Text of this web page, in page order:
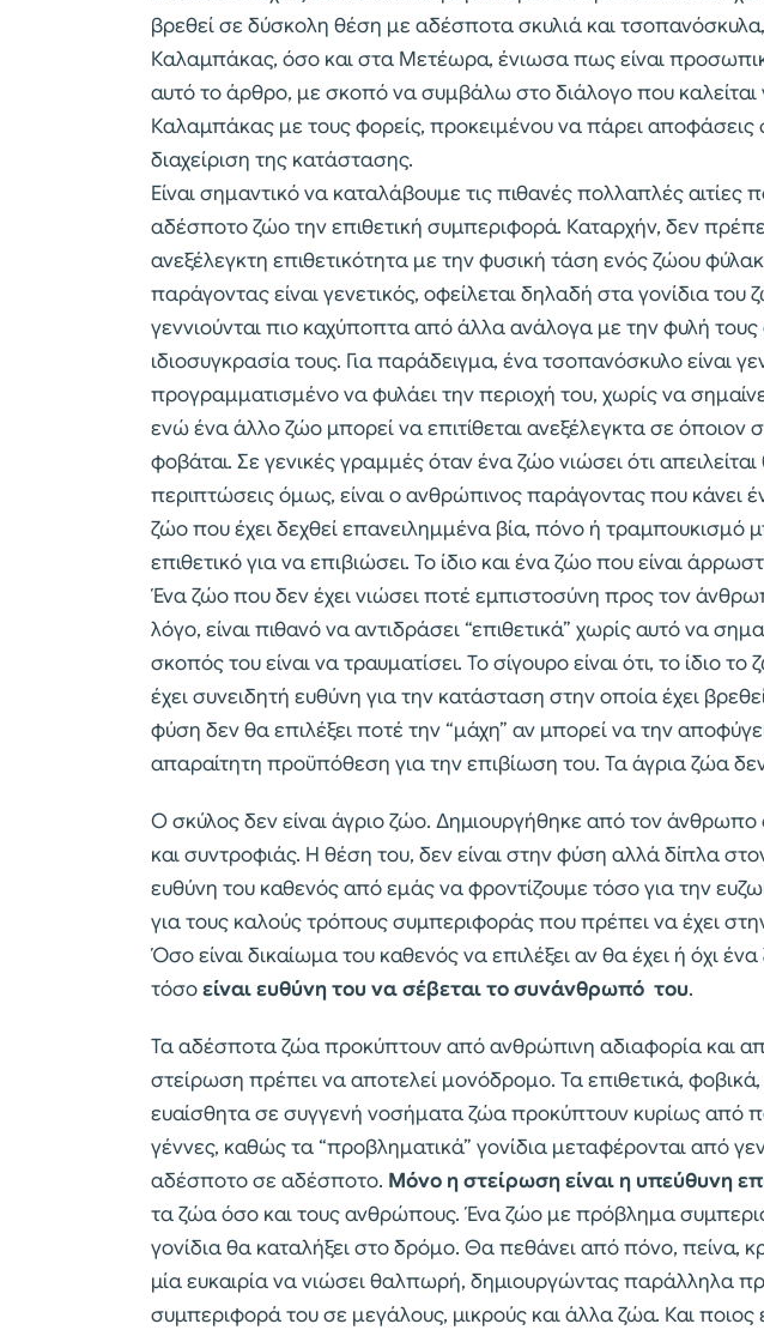
βρεθεί σε δύσκολη θέση με αδέσποτα σκυλιά και
Καλαμπάκας, όσο και στα Μετέωρα, ένιωσα πως είναι
αυτό το άρθρο, με σκοπό να συμβάλω στο διάλογο που καλείται
Καλαμπάκας με τους φορείς, προκειμένου να πάρει αποφάσεις
διαχείριση της κατάστασης.
Είναι σημαντικό να καταλάβουμε τις πιθανές πολλαπλές
αδέσποτο ζώο την επιθετική συμπεριφορά. Καταρχήν, δεν
ανεξέλεγκτη επιθετικότητα με την φυσική τάση ενός ζώου
παράγοντας είναι γενετικός, οφείλεται δηλαδή στα γονίδια
γεννιούνται πιο καχύποπτα από άλλα ανάλογα με την φυλή τους
ιδιοσυγκρασία τους. Για παράδειγμα, ένα τσοπανόσκυλο είναι
προγραμματισμένο να φυλάει την περιοχή του, χωρίς να σημαίνει
ενώ ένα άλλο ζώο μπορεί να επιτίθεται ανεξέλεγκτα σε όποιον
φοβάται. Σε γενικές γραμμές όταν ένα ζώο νιώσει ότι
περιπτώσεις όμως, είναι ο ανθρώπινος παράγοντας που κάνει
ζώο που έχει δεχθεί επανειλημμένα βία, πόνο ή τραμπουκισμό
επιθετικό για να επιβιώσει. Το ίδιο και ένα ζώο που είναι
Ένα ζώο που δεν έχει νιώσει ποτέ εμπιστοσύνη προς τον
λόγο, είναι πιθανό να αντιδράσει “επιθετικά” χωρίς αυτό να
σκοπός του είναι να τραυματίσει. Το σίγουρο είναι ότι, το ίδιο
έχει συνειδητή ευθύνη για την κατάσταση στην οποία έχει
φύση δεν θα επιλέξει ποτέ την “μάχη” αν μπορεί να την
απαραίτητη προϋπόθεση για την επιβίωση του. Τα άγρια ζώα δεν
Ο σκύλος δεν είναι άγριο ζώο. Δημιουργήθηκε από τον
και συντροφιάς. Η θέση του, δεν είναι στην φύση αλλά δίπλα
ευθύνη του καθενός από εμάς να φροντίζουμε τόσο για την
για τους καλούς τρόπους συμπεριφοράς που πρέπει να έχει
Όσο είναι δικαίωμα του καθενός να επιλέξει αν θα έχει ή όχι
τόσοείναι ευθύνη του να σέβεται το συνάνθρωπό του.
Τα αδέσποτα ζώα προκύπτουν από ανθρώπινη αδιαφορία και
στείρωση πρέπει να αποτελεί μονόδρομο. Τα επιθετικά,
ευαίσθητα σε συγγενή νοσήματα ζώα προκύπτουν κυρίως από
γέννες, καθώς τα “προβληματικά” γονίδια μεταφέρονται από
αδέσποτο σε αδέσποτο. Μόνο η στείρωση είναι η υπεύθυνη
τα ζώα όσο και τους ανθρώπους. Ένα ζώο με πρόβλημα
γονίδια θα καταλήξει στο δρόμο. Θα πεθάνει από πόνο, πείνα,
μία ευκαιρία να νιώσει θαλπωρή, δημιουργώντας παράλληλα
συμπεριφορά του σε μεγάλους, μικρούς και άλλα ζώα. Και ποιος